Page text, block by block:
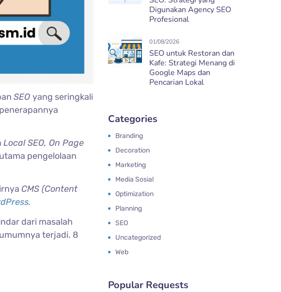
SEO yang seringkali
Local SEO, On Page
pengelolaan
CMS (Content
.
dari masalah
terjadi. 8
Digunakan Agency SEO
Profesional
01/08/2026
SEO untuk Restoran dan
Kafe: Strategi Menang di
Google Maps dan
Pencarian Lokal
Categories
Branding
Decoration
Marketing
Media Sosial
Optimization
Planning
SEO
Uncategorized
Web
Popular Requests